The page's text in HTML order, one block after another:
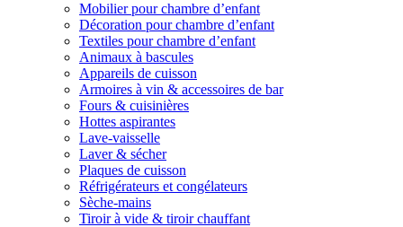
Mobilier pour chambre d’enfant
Décoration pour chambre d’enfant
Textiles pour chambre d’enfant
Animaux à bascules
Appareils de cuisson
Armoires à vin & accessoires de bar
Fours & cuisinières
Hottes aspirantes
Lave-vaisselle
Laver & sécher
Plaques de cuisson
Réfrigérateurs et congélateurs
Sèche-mains
Tiroir à vide & tiroir chauffant